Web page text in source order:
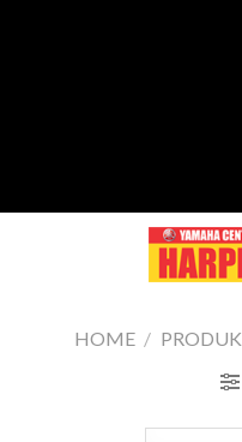
HOME / PRODUK